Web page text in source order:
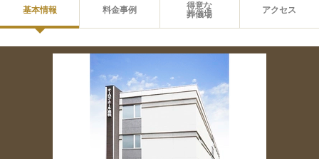
基本情報 料金事例
得意な
葬儀場
アクセス